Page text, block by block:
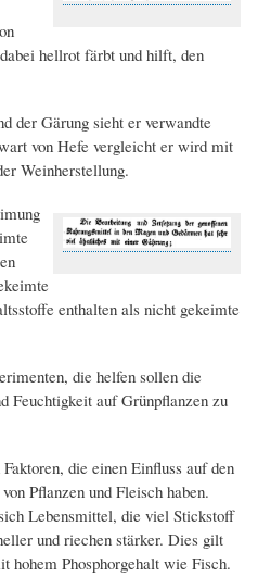
hellrot färbt und hilft, den
der Gärung sieht er verwandte
von Hefe vergleicht er wird mit
Weinherstellung.
enthalten als nicht gekeimte
die helfen sollen die
Feuchtigkeit auf Grünpflanzen zu
die einen Einfluss auf den
Pflanzen und Fleisch haben.
Lebensmittel, die viel Stickstoff
und riechen stärker. Dies gilt
hohem Phosphorgehalt wie Fisch.